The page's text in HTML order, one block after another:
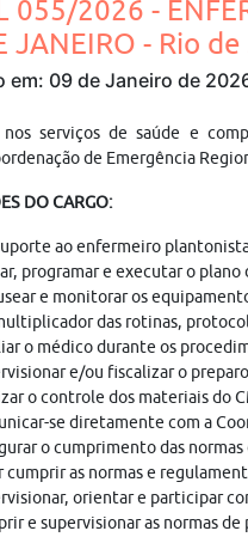
055/2026 -
JANEIRO - Rio
em: 09 de Janeiro de
nos serviços de saúde e
de Emergência
DO CARGO:
ao enfermeiro
programar e executar o
e monitorar os
das rotinas,
o médico durante os
e/ou fiscalizar o
o controle dos materiais do
se diretamente com a
o cumprimento das
cumprir as normas e
orientar e participar
e supervisionar as normas